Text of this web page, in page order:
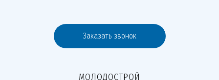
Заказать звонок
МОЛОДОСТРОЙ